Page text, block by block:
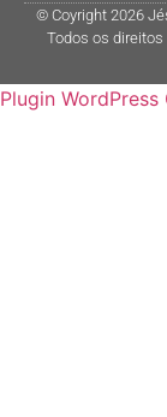
© Coyright 2026
Todos os direitos
Plugin